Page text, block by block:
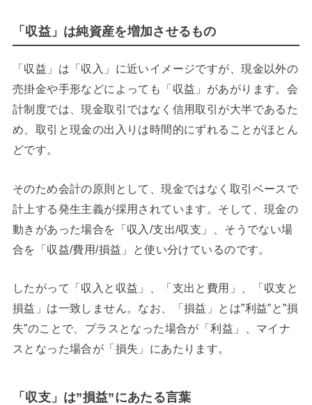
「収益」は純資産を増加させるもの
「収益」は「収入」に近いイメージですが、現金以外の
売掛金や手形などによっても「収益」があがります。会
計制度では、現金取引ではなく信用取引が大半であるた
め、取引と現金の出入りは時間的にずれることがほとん
どです。
そのため会計の原則として、現金ではなく取引ベースで
計上する発生主義が採用されています。そして、現金の
動きがあった場合を「収入/支出/収支」、そうでない場
合を「収益/費用/損益」と使い分けているのです。
したがって「収入と収益」、「支出と費用」、「収支と
損益」は一致しません。なお、「損益」とは”利益”と”損
失”のことで、プラスとなった場合が「利益」、マイナ
スとなった場合が「損失」にあたります。
「収支」は”損益”にあたる言葉